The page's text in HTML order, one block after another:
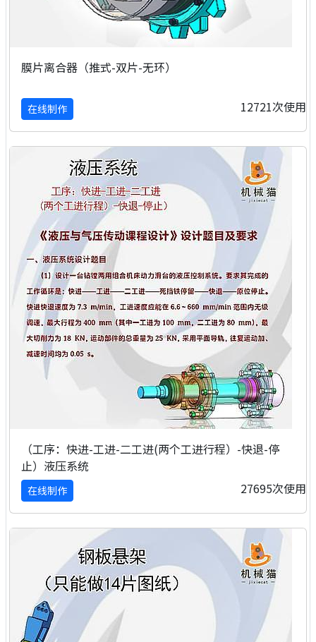
膜片离合器（推式-双片-无环）
在线制作 12721次使用
（工序：快进-工进-二工进(两个工进行程）-快退-停
止）液压系统
在线制作 27695次使用